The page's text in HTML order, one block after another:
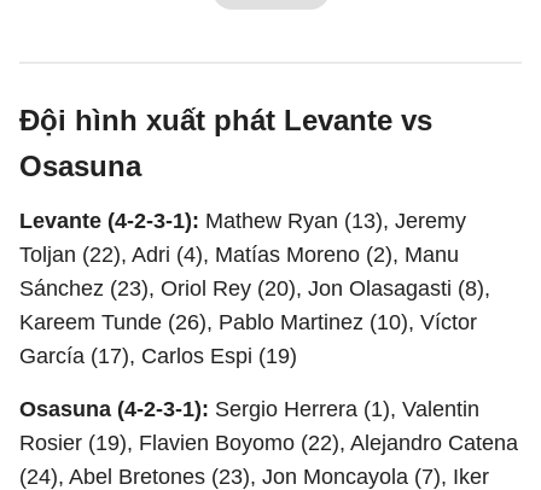
Đội hình xuất phát Levante vs
Osasuna
Levante (4-2-3-1): Mathew Ryan (13), Jeremy
Toljan (22), Adri (4), Matías Moreno (2), Manu
Sánchez (23), Oriol Rey (20), Jon Olasagasti (8),
Kareem Tunde (26), Pablo Martinez (10), Víctor
García (17), Carlos Espi (19)
Osasuna (4-2-3-1): Sergio Herrera (1), Valentin
Rosier (19), Flavien Boyomo (22), Alejandro Catena
(24), Abel Bretones (23), Jon Moncayola (7), Iker